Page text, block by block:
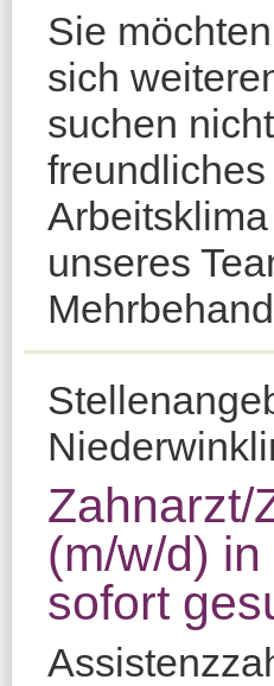
Sie
sich
suchen
unseres
Zahnarzt/
(m/w/d)
sofort